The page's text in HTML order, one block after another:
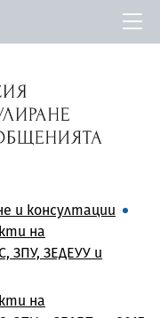
и консултации
на
ЗПУ, ЗЕДЕУУ и
на